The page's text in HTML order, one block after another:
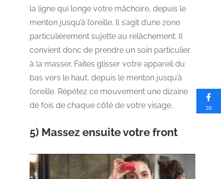
la ligne qui longe votre mâchoire, depuis le
menton jusqu’à l’oreille. Il s’agit d’une zone
particulièrement sujette au relâchement. Il
convient donc de prendre un soin particulier
à la masser. Faites glisser votre appareil du
bas vers le haut, depuis le menton jusqu’à
l’oreille. Répétez ce mouvement une dizaine
de fois de chaque côté de votre visage.
5) Massez ensuite votre front
20